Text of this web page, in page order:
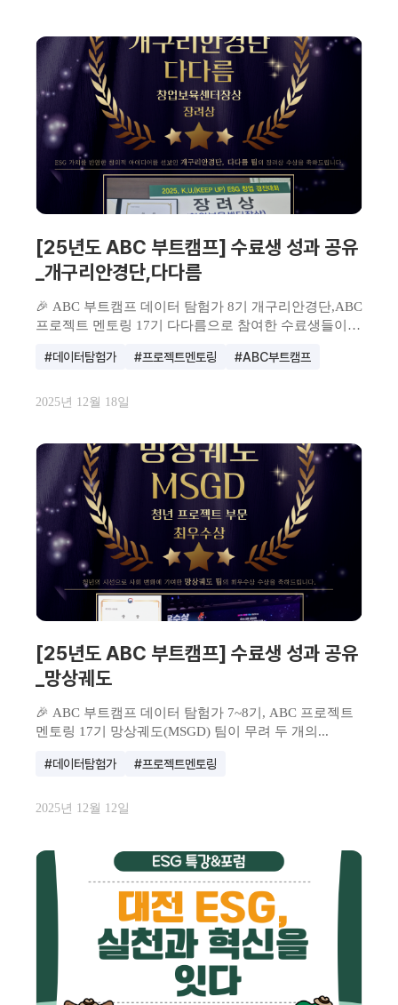
[25년도 ABC 부트캠프] 수료생 성과 공유
_개구리안경단,다다름
🎉 ABC 부트캠프 데이터 탐험가 8기 개구리안경단,ABC
프로젝트 멘토링 17기 다다름으로 참여한 수료생들이
#데이터탐험가 #프로젝트멘토링 #ABC부트캠프
2025년 12월 18일
[25년도 ABC 부트캠프] 수료생 성과 공유
_망상궤도
🎉 ABC 부트캠프 데이터 탐험가 7~8기, ABC 프로젝트
멘토링 17기 망상궤도(MSGD) 팀이 무려 두 개의...
#데이터탐험가 #프로젝트멘토링
2025년 12월 12일